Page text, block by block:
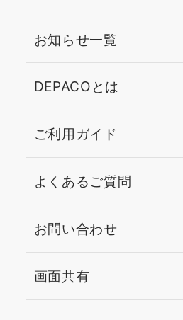
お知らせ一覧
DEPACOとは
ご利用ガイド
よくあるご質問
お問い合わせ
画面共有